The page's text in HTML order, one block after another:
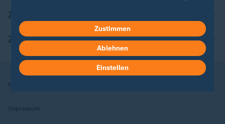
ZDFheute Apps
Nutzungsbedingungen
Impressum
in deinen Einstellungen widerrufen oder ändern.
Hier findest du das Impressum.
Weitere Informationen findest du in unserer
Datenschutzerklärung.
Zustimmen
Ablehnen
Einstellen